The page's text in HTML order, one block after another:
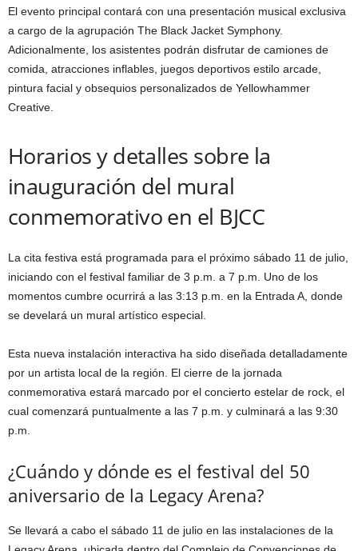
El evento principal contará con una presentación musical exclusiva
a cargo de la agrupación The Black Jacket Symphony.
Adicionalmente, los asistentes podrán disfrutar de camiones de
comida, atracciones inflables, juegos deportivos estilo arcade,
pintura facial y obsequios personalizados de Yellowhammer
Creative.
Horarios y detalles sobre la
inauguración del mural
conmemorativo en el BJCC
La cita festiva está programada para el próximo sábado 11 de julio,
iniciando con el festival familiar de 3 p.m. a 7 p.m. Uno de los
momentos cumbre ocurrirá a las 3:13 p.m. en la Entrada A, donde
se develará un mural artístico especial.
Esta nueva instalación interactiva ha sido diseñada detalladamente
por un artista local de la región. El cierre de la jornada
conmemorativa estará marcado por el concierto estelar de rock, el
cual comenzará puntualmente a las 7 p.m. y culminará a las 9:30
p.m.
¿Cuándo y dónde es el festival del 50
aniversario de la Legacy Arena?
Se llevará a cabo el sábado 11 de julio en las instalaciones de la